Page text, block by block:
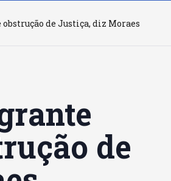
de Justiça, diz Moraes
de